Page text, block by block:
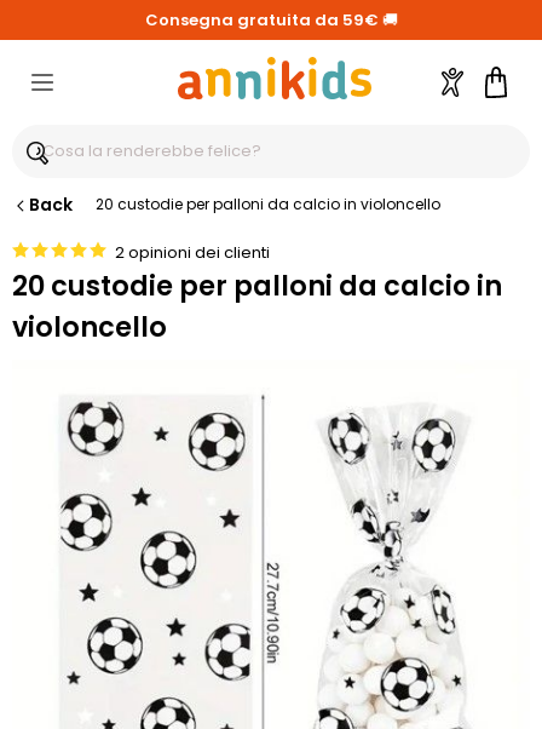
Consegna gratuita da 59€ 🚚
Account
Back 20 custodie per palloni da calcio in violoncello
2 opinioni dei clienti
20 custodie per palloni da calcio in
violoncello